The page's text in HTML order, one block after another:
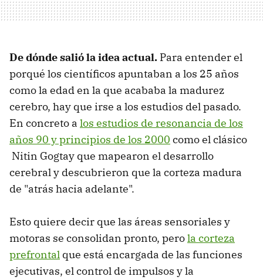
De dónde salió la idea actual. Para entender el
porqué los científicos apuntaban a los 25 años
como la edad en la que acababa la madurez
cerebro, hay que irse a los estudios del pasado.
En concreto a los estudios de resonancia de los
años 90 y principios de los 2000 como el clásico
Nitin Gogtay que mapearon el desarrollo
cerebral y descubrieron que la corteza madura
de "atrás hacia adelante".
Esto quiere decir que las áreas sensoriales y
motoras se consolidan pronto, perola corteza
prefrontal que está encargada de las funciones
ejecutivas, el control de impulsos y la